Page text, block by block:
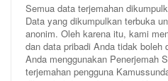
Semua data terjemahan
Data yang dikumpulkan terbuka
anonim. Oleh karena itu, kami
dan data pribadi Anda tidak boleh
Anda menggunakan Penerjemah
terjemahan pengguna